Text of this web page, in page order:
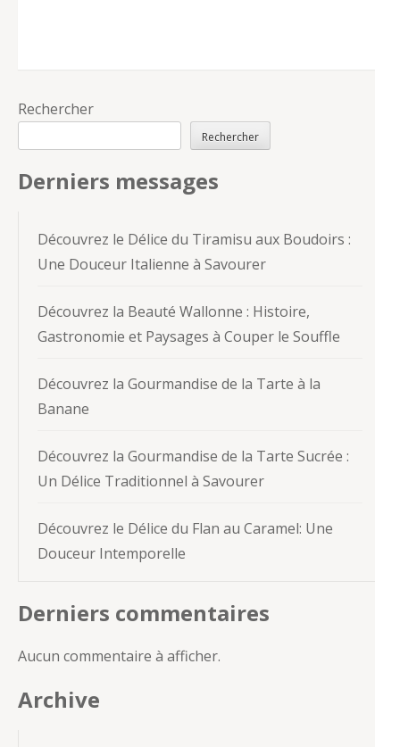
Rechercher
Rechercher
Derniers messages
Découvrez le Délice du Tiramisu aux Boudoirs :
Une Douceur Italienne à Savourer
Découvrez la Beauté Wallonne : Histoire,
Gastronomie et Paysages à Couper le Souffle
Découvrez la Gourmandise de la Tarte à la
Banane
Découvrez la Gourmandise de la Tarte Sucrée :
Un Délice Traditionnel à Savourer
Découvrez le Délice du Flan au Caramel: Une
Douceur Intemporelle
Derniers commentaires
Aucun commentaire à afficher.
Archive